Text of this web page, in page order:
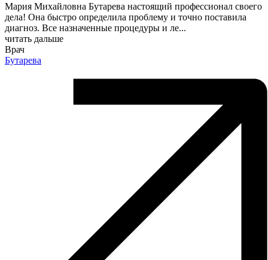
Мария Михайловна Бутарева настоящий профессионал своего
дела! Она быстро определила проблему и точно поставила
диагноз. Все назначенные процедуры и ле...
читать дальше
Врач
Бутарева